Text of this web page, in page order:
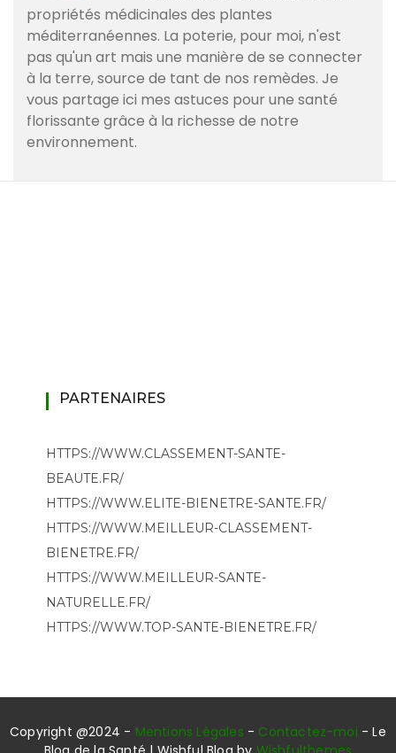
propriétés médicinales des plantes
méditerranéennes. La poterie, pour moi, n'est
pas qu'un art mais une manière de se connecter
à la terre, source de tant de nos remèdes. Je
vous partage ici mes astuces pour une santé
florissante grâce à la richesse de notre
environnement.
PARTENAIRES
HTTPS://WWW.CLASSEMENT-SANTE-
BEAUTE.FR/
HTTPS://WWW.ELITE-BIENETRE-SANTE.FR/
HTTPS://WWW.MEILLEUR-CLASSEMENT-
BIENETRE.FR/
HTTPS://WWW.MEILLEUR-SANTE-
NATURELLE.FR/
HTTPS://WWW.TOP-SANTE-BIENETRE.FR/
Copyright @2024 - Mentions Légales - Contactez-moi - Le